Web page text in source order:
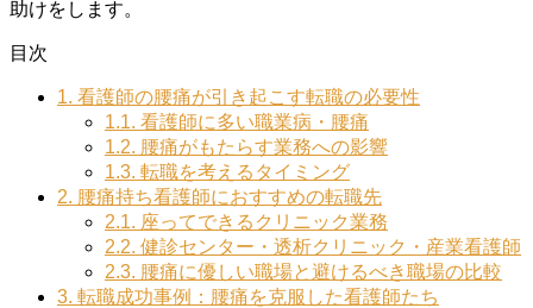
助けをします。
目次
1. 看護師の腰痛が引き起こす転職の必要性
1.1. 看護師に多い職業病・腰痛
1.2. 腰痛がもたらす業務への影響
1.3. 転職を考えるタイミング
2. 腰痛持ち看護師におすすめの転職先
2.1. 座ってできるクリニック業務
2.2. 健診センター・透析クリニック・産業看護師
2.3. 腰痛に優しい職場と避けるべき職場の比較
3. 転職成功事例：腰痛を克服した看護師たち